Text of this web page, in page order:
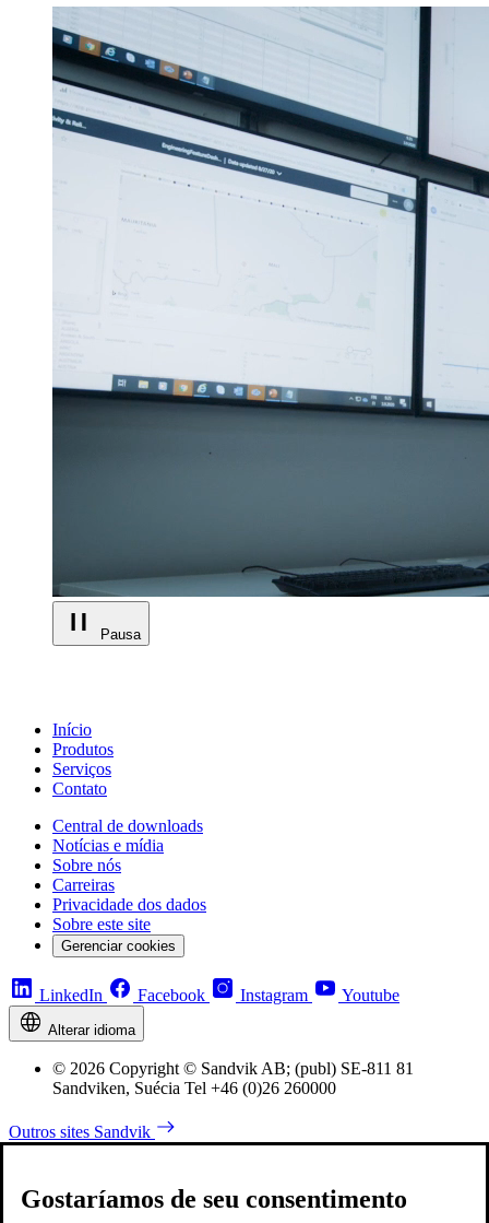
Pausa
Início
Produtos
Serviços
Contato
Central de downloads
Notícias e mídia
Sobre nós
Carreiras
Privacidade dos dados
Sobre este site
Gerenciar cookies
LinkedIn Facebook Instagram Youtube
Alterar idioma
© 2026 Copyright © Sandvik AB; (publ) SE-811 81
Sandviken, Suécia Tel +46 (0)26 260000
Outros sites Sandvik
Gostaríamos de seu consentimento